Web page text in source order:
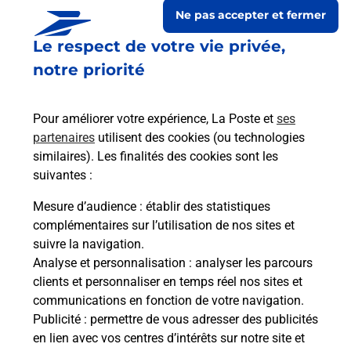
Le respect de votre vie privée,
notre priorité
Pour améliorer votre expérience, La Poste et ses
partenaires utilisent des cookies (ou technologies
similaires). Les finalités des cookies sont les
suivantes :
Mesure d’audience : établir des statistiques
complémentaires sur l’utilisation de nos sites et
suivre la navigation.
Analyse et personnalisation : analyser les parcours
clients et personnaliser en temps réel nos sites et
communications en fonction de votre navigation.
Publicité : permettre de vous adresser des publicités
en lien avec vos centres d’intérêts sur notre site et
Ne pas accepter et fermer
Collecte du courrier aujourd'hui à 08h30
38 Grande Rue
39270 Pimorin
Itinéraire
Le lien s'ouvre dans un nouvel onglet